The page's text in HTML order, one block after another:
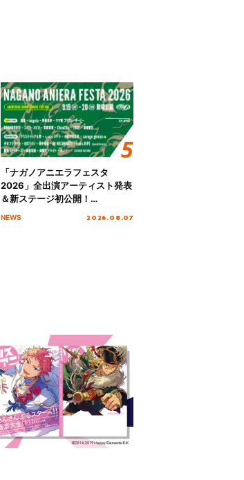
「ナガノアニエラフェスタ
2026」全出演アーティスト発表
＆新ステージ初公開！
NEWS 2026.08.07